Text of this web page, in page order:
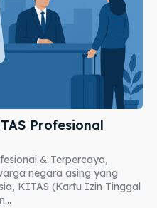
Profesional
& Terpercaya,
negara asing yang
KITAS (Kartu Izin Tinggal